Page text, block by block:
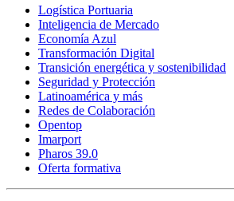
Logística Portuaria
Inteligencia de Mercado
Economía Azul
Transformación Digital
Transición energética y sostenibilidad
Seguridad y Protección
Latinoamérica y más
Redes de Colaboración
Opentop
Imarport
Pharos 39.0
Oferta formativa